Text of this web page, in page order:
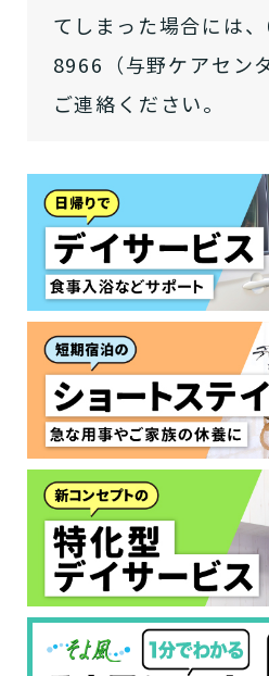
てしまった場合には
8966（与野ケアセン
ご連絡ください。
あなたに適して
介護保険サービスは20種
用途やご利用目的が違いま
「どのサービスを使った
い!」という方は、まずは
なたに適しているのか簡
しょう!最大4つの質問に
で、おすすめの介護保険サ
す。
診断スタ
要介護認定を受け
要介護１～５、
い
けていますか？
はい
いい
非該当(
と判定さ
ご自宅で生活しな
を使いたいですか？
老人ホームなどの施
自宅で生活
使いたい
施設へ移り
介護などサポートが
必要
必要な
介護スタッフにご自
たいですか？
介護施設へ通いたい
通いた
来てもら
認知症の診断を受
または物忘れなど認
はい
いい
日帰りで使いたいで
一時的に宿泊した
日帰りで
一時的に宿
要支援１～２・要
か？
要支援１
要介護１
要介護３